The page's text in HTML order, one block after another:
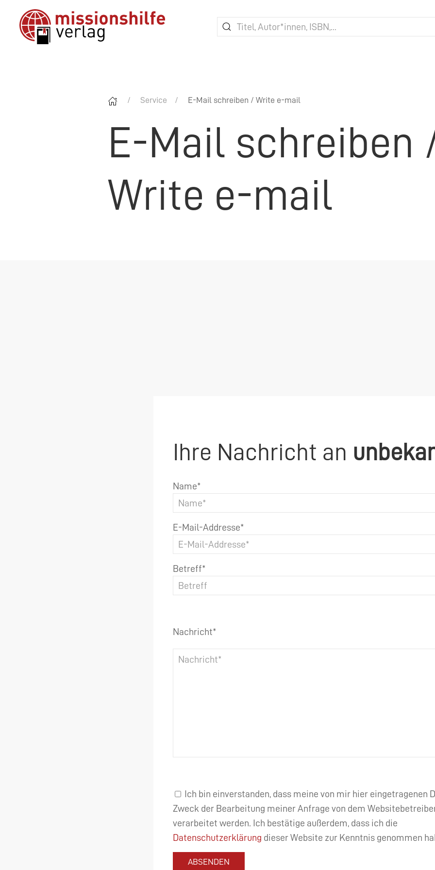
Service E-Mail schreiben / Write e-mail
E-Mail schreiben
Write e-mail
Ihre Nachricht an
Name*
E-Mail-Addresse*
Betreff*
Nachricht*
Ich bin einverstanden, dass meine von mir hier eingetragenen
Zweck der Bearbeitung meiner Anfrage von dem
verarbeitet werden. Ich bestätige außerdem, dass ich die
Datenschutzerklärung dieser Website zur Kenntnis genommen
ABSENDEN